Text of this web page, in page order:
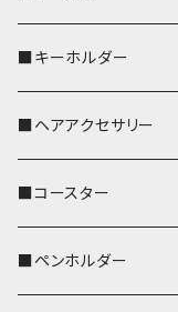
歌うオカメちゃん
おかめ３兄弟
セキセイインコ
文鳥
鹿
ペンギン
■キーホルダー
■ヘアアクセサリー
■コースター
■ペンホルダー